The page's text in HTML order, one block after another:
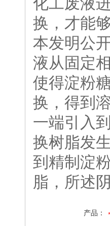
换，才能
本发明公
液从固定
使得淀粉
换，得到
一端引入
换树脂发
到精制淀
脂，所述
产品：